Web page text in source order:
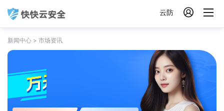
云防 
新闻中心 > 市场资讯